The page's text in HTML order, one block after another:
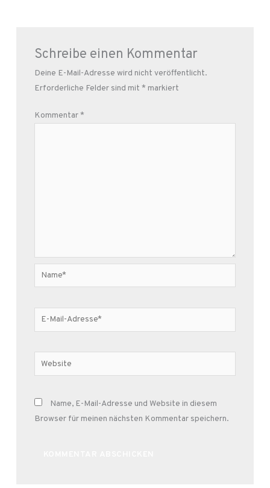
Schreibe einen Kommentar
Deine E-Mail-Adresse wird nicht veröffentlicht.
Erforderliche Felder sind mit * markiert
Kommentar*
Name*
E-
Mail-
Website
Name, E-Mail-Adresse und Website in diesem
Browser für meinen nächsten Kommentar speichern.